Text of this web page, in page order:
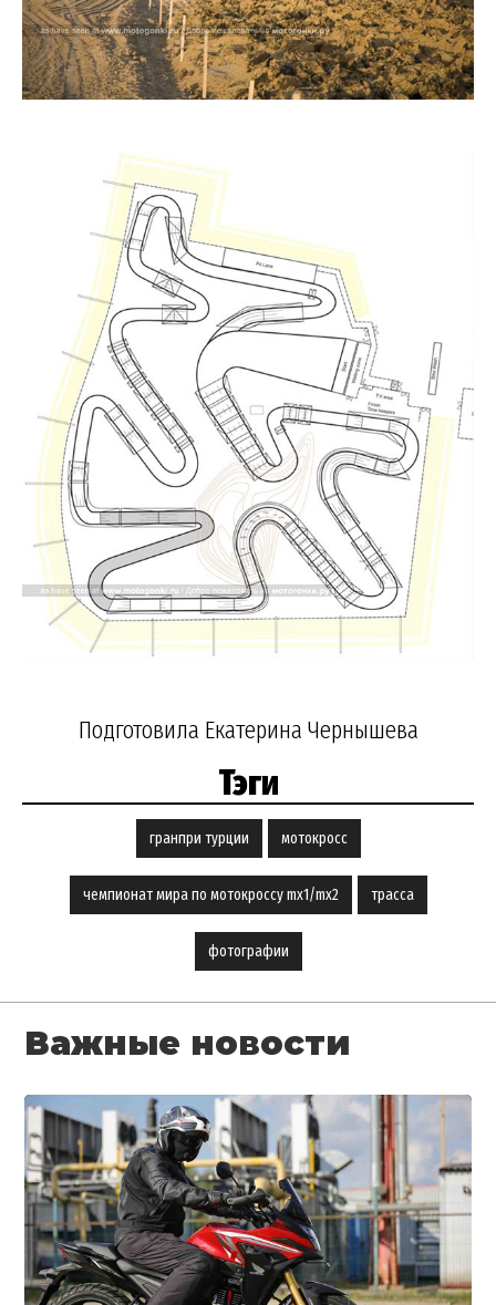
Подготовила Екатерина Чернышева
Тэги
гранпри турции мотокросс
чемпионат мира по мотокроссу mx1/mx2 трасса
фотографии
Важные новости